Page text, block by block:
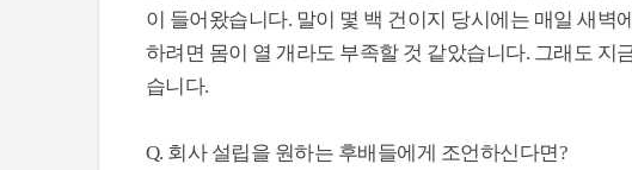
이 들어왔습니다. 말이 몇 백 건이지 당시에는 매일 새벽
하려면 몸이 열 개라도 부족할 것 같았습니다. 그래도 지
습니다.
Q. 회사 설립을 원하는 후배들에게 조언하신다면?